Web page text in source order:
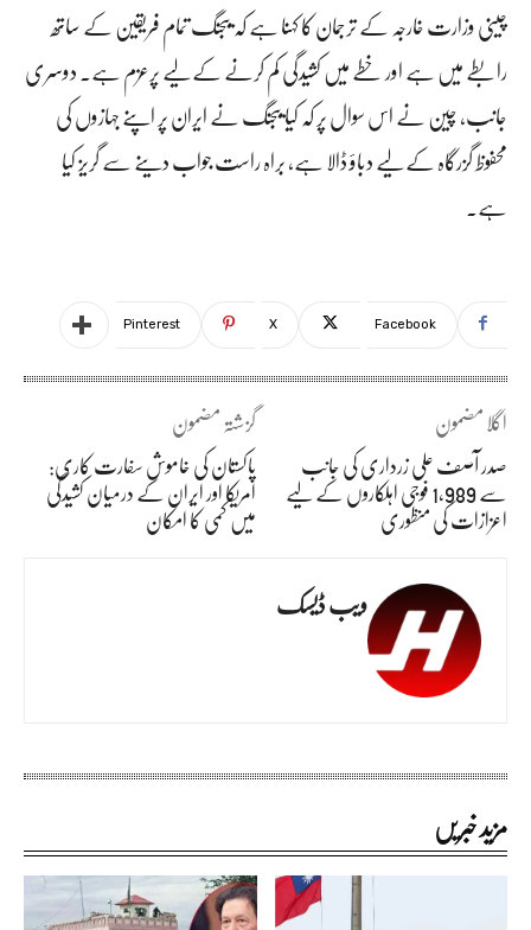
چینی وزارت خارجہ کے ترجمان کا کہنا ہے کہ بیجنگ تمام فریقین کے ساتھ
رابطے میں ہے اور خطے میں کشیدگی کم کرنے کے لیے پرعزم ہے۔ دوسری
جانب، چین نے اس سوال پر کہ کیا بیجنگ نے ایران پر اپنے جہازوں کی
محفوظ گزرگاہ کے لیے دباؤ ڈالا ہے، براہ راست جواب دینے سے گریز کیا
ہے۔
Facebook
X
Pinterest
گزشتہ مضمون
پاکستان کی خاموش سفارت کاری:
امریکا اور ایران کے درمیان کشیدگی
میں کمی کا امکان
اگلا مضمون
صدر آصف علی زرداری کی جانب
سے 1,989 فوجی اہلکاروں کے لیے
اعزازات کی منظوری
ویب ڈیسک
مزید خبریں